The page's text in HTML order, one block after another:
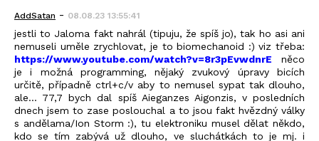
AddSatan - 08.08.23 13:55:41
jestli to Jaloma fakt nahrál (tipuju, že spíš jo), tak ho asi ani
nemuseli uměle zrychlovat, je to biomechanoid :) viz třeba:
https://www.youtube.com/watch?v=8r3pEvwdnrE něco
je i možná programming, nějaký zvukový úpravy bicích
určitě, případně ctrl+c/v aby to nemusel sypat tak dlouho,
ale... 77,7 bych dal spíš Aieganzes Aigonzis, v posledních
dnech jsem to zase poslouchal a to jsou fakt hvězdný války
s andělama/Ion Storm :), tu elektroniku musel dělat někdo,
kdo se tím zabývá už dlouho, ve sluchátkách to je mj. i